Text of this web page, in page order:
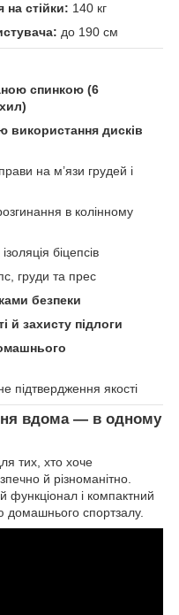
стійки: 140 кг
до 190 см
спинкою (6
використання дисків
на м’язи грудей і
в колінному
біцепсів
груди та прес
безпеки
й захисту підлоги
підтвердження якості
вдома — в одному
тих, хто хоче
й різноманітно.
функціонал і компактний
домашнього спортзалу.